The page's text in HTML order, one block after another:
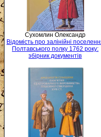
Сухомлин Олександр
Відомість про залінійні
Полтавського полку 1762 року:
збірник документів